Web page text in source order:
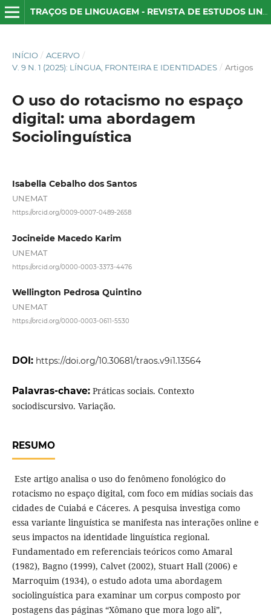
TRAÇOS DE LINGUAGEM - REVISTA DE ESTUDOS LINGUÍSTICOS
INÍCIO / ACERVO /
V. 9 N. 1 (2025): LÍNGUA, FRONTEIRA E IDENTIDADES / Artigos
O uso do rotacismo no espaço
digital: uma abordagem
Sociolinguística
Isabella Cebalho dos Santos
UNEMAT
https://orcid.org/0009-0007-0489-2658
Jocineide Macedo Karim
UNEMAT
https://orcid.org/0000-0003-3373-4476
Wellington Pedrosa Quintino
UNEMAT
https://orcid.org/0000-0003-0611-5530
DOI: https://doi.org/10.30681/traos.v9i1.13564
Palavras-chave: Práticas sociais. Contexto
sociodiscursivo. Variação.
RESUMO
Este artigo analisa o uso do fenômeno fonológico do
rotacismo no espaço digital, com foco em mídias sociais das
cidades de Cuiabá e Cáceres. A pesquisa investiga como
essa variante linguística se manifesta nas interações online e
seus impactos na identidade linguística regional.
Fundamentado em referenciais teóricos como Amaral
(1982), Bagno (1999), Calvet (2002), Stuart Hall (2006) e
Marroquim (1934), o estudo adota uma abordagem
sociolinguística para examinar um corpus composto por
postagens das páginas “Xômano que mora logo ali”,